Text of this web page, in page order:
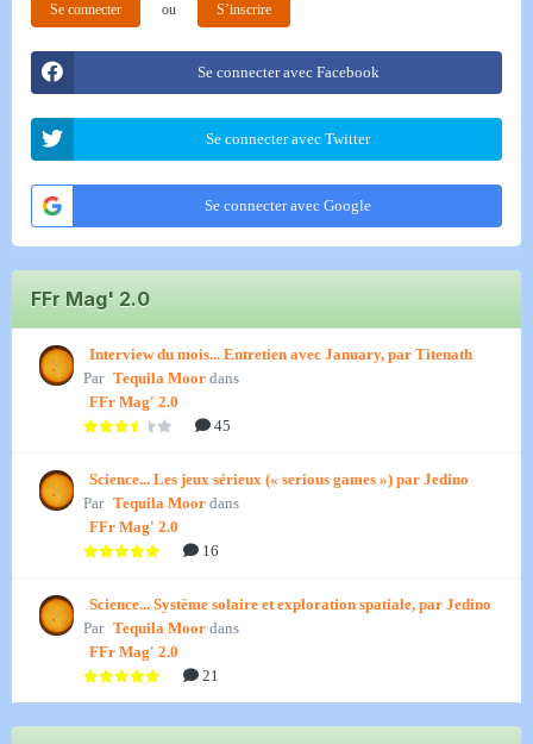
Se connecter ou S’inscrire
Se connecter avec Facebook
Se connecter avec Twitter
Se connecter avec Google
FFr Mag' 2.0
Interview du mois... Entretien avec January, par Titenath
Par Tequila Moor dans
FFr Mag' 2.0
45
Science... Les jeux sérieux (« serious games ») par Jedino
Par Tequila Moor dans
FFr Mag' 2.0
16
Science... Système solaire et exploration spatiale, par Jedino
Par Tequila Moor dans
FFr Mag' 2.0
21